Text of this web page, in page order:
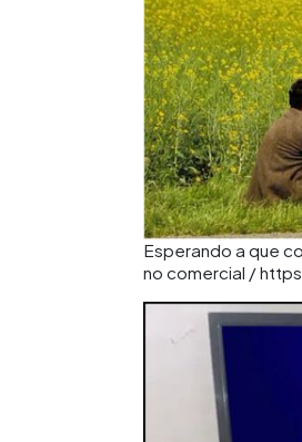
Esperando a que
no comercial /